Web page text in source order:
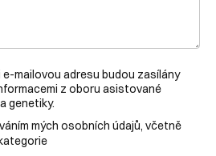
e-mailovou adresu budou zasílány
z oboru asistované
genetiky.
mých osobních údajů, včetně